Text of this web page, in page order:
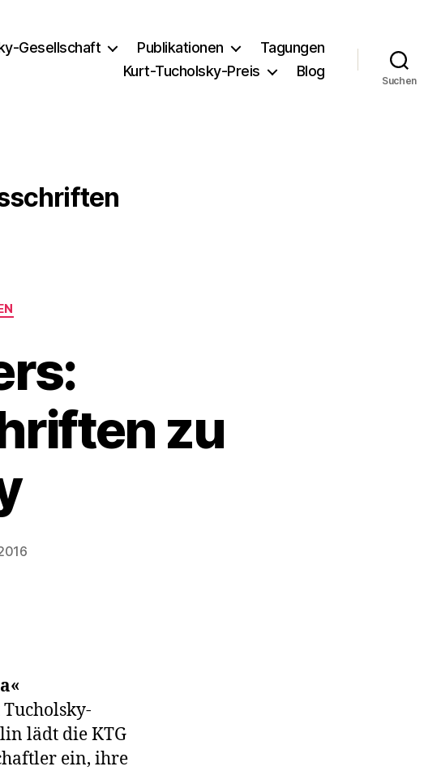
Gesellschaft Publikationen
Tagungen
Kurt-Tucholsky-Preis
Blog
Suchen
zu
lädt die KTG
ein, ihre